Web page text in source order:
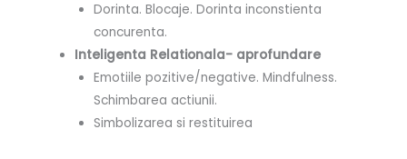
Dorinta. Blocaje. Dorinta inconstienta
concurenta.
Inteligenta Relationala- aprofundare
Emotiile pozitive/negative. Mindfulness.
Schimbarea actiunii.
Simbolizarea si restituirea